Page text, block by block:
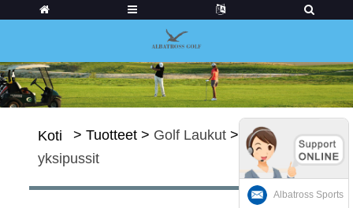
Koti > Tuotteet > Golf Laukut > Golf
yksipussit
Albatross Sports